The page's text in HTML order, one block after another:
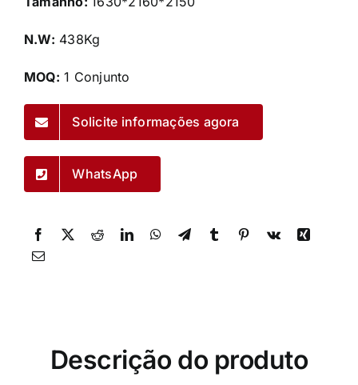
N.W: 438Kg
MOQ: 1 Conjunto
Solicite informações agora
WhatsApp
Descrição do produto